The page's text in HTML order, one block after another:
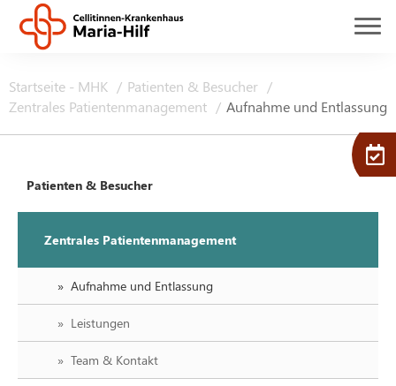
Startseite - MHK
Patienten & Besucher
Zentrales Patientenmanagement
Aufnahme und Entlassung
Patienten & Besucher
Zentrales Patientenmanagement
Aufnahme und Entlassung
Leistungen
Team & Kontakt